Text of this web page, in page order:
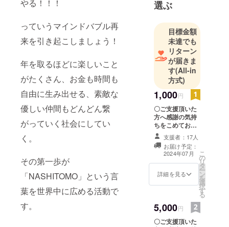
やる！！！
っていうマインドバブル再
来を引き起こしましょう！
年を取るほどに楽しいこと
がたくさん、お金も時間も
自由に生み出せる、素敵な
優しい仲間もどんどん繋
がっていく社会にしてい
く。
その第一歩が
「NASHITOMO」という言
葉を世界中に広める活動で
す。
選ぶ
目標金額
未達でも
リターン
が届きま
す(All-in
方式)
1,000円
〇ご支援頂いた
方へ感謝の気持
ちをこめてお礼
の電子メールを
お送りいたしま
す。
支援者：17人
お届け予定：
2024年07月
詳細を見る
こ
の
リ
タ
ー
ン
を
選
択
す
る
5,000円
〇ご支援頂いた